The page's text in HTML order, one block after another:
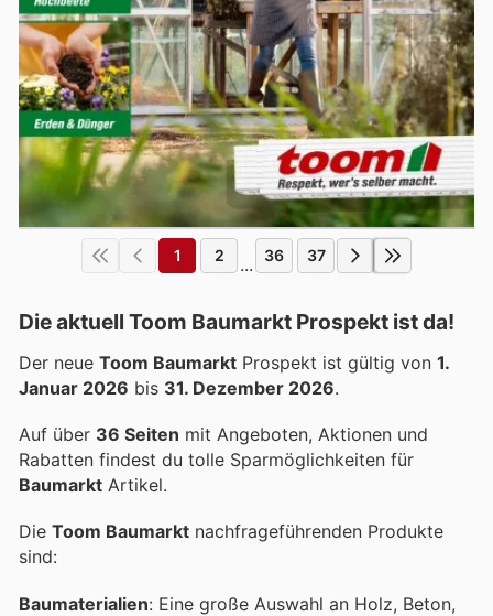
1 2 ... 36 37
Die aktuell Toom Baumarkt Prospekt ist da!
Der neue Toom Baumarkt Prospekt ist gültig von 1.
Januar 2026 bis 31. Dezember 2026.
Auf über 36 Seiten mit Angeboten, Aktionen und
Rabatten findest du tolle Sparmöglichkeiten für
Baumarkt Artikel.
Die Toom Baumarkt nachfrageführenden Produkte
sind:
Baumaterialien: Eine große Auswahl an Holz, Beton,